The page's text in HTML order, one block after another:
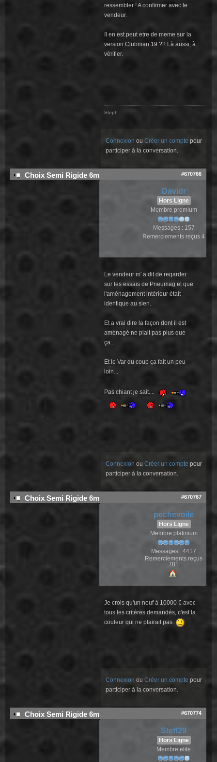
ressembler ! A confirmer avec le
vendeur.
Il en est peut etre de meme sur la
version Clubman 19 ?? Là aussi, à
vérifier.
Steph
Connexion ouCréer un compte pour
participer à la conversation.
Choix Semi Rigide 6m #670766
Davidr
Hors Ligne
Membre premium
Messages : 157
Remerciements reçus 4
Le vendeur m' a dit de regarder
sur les essais de Pneumag et que
l'aménagement intérieur était
identique au sien..
Et a vrai dire la façon dont il est
aménagé ne plait pas plus que
ça...
Et le Var du coup ça fait un peu
loin...
Pas chiant je sait....
Connexion ouCréer un compte pour
participer à la conversation.
Choix Semi Rigide 6m #670767
pechevoile
Hors Ligne
Membre platinium
Messages : 4417
Remerciements reçus
781
Je crois qu'un neuf à 10000 € avec
tous les critères demandés, c'est la
couleur qui ne plairait pas.
Connexion ouCréer un compte pour
participer à la conversation.
Choix Semi Rigide 6m #670774
Steff29
Hors Ligne
Membre elite